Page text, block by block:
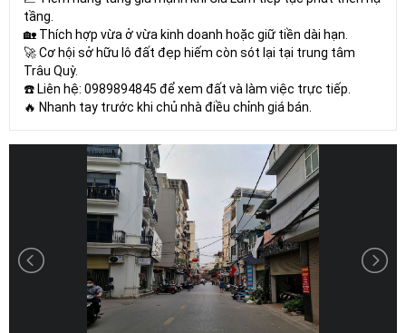
tầng.
🏡 Thích hợp vừa ở vừa kinh doanh hoặc giữ tiền dài hạn.
🚀 Cơ hội sở hữu lô đất đẹp hiếm còn sót lại tại trung tâm
Trâu Quỳ.
☎️ Liên hệ: 0989894845 để xem đất và làm việc trực tiếp.
🔥 Nhanh tay trước khi chủ nhà điều chỉnh giá bán.